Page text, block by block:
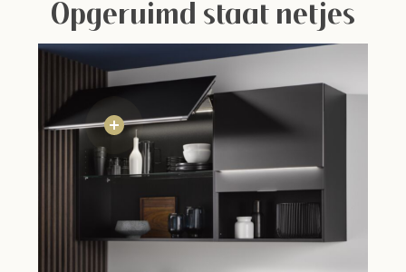
Opgeruimd staat netjes